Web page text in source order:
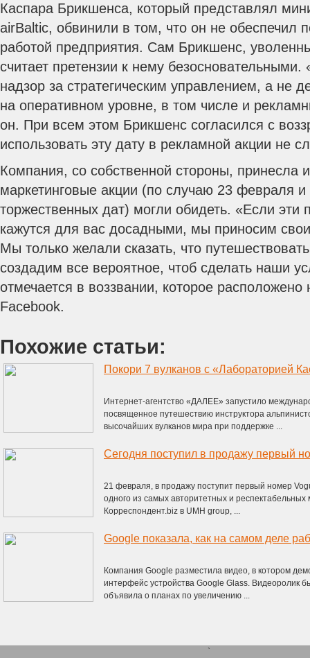
Каспара Брикшенса, который представлял
airBaltic, обвинили в том, что он не обеспечил
работой предприятия. Сам Брикшенс,
считает претензии к нему безосновательными.
надзор за стратегическим управлением, а не
на оперативном уровне, в том числе и
он. При всем этом Брикшенс согласился с
использовать эту дату в рекламной акции не
Компания, со собственной стороны, принесла
маркетинговые акции (по случаю 23 февраля и
торжественных дат) могли обидеть. «Если эти
кажутся для вас досадными, мы приносим
Мы только желали сказать, что
создадим все вероятное, чтоб сделать наши
отмечается в воззвании, которое расположено
Facebook.
Похожие статьи:
Покори 7 вулканов с «Лабораторией
Интернет-агентство «ДАЛЕЕ» запустило
посвященное путешествию инструктора
высочайших вулканов мира при поддержке ...
Сегодня поступил в продажу первый
21 февраля, в продажу поступит первый номер
одного из самых авторитетных и
Корреспондент.biz в UMH group, ...
Google показала, как на самом деле
Компания Google разместила видео, в котором
интерфейс устройства Google Glass. Видеоролик
объявила о планах по увеличению ...
`